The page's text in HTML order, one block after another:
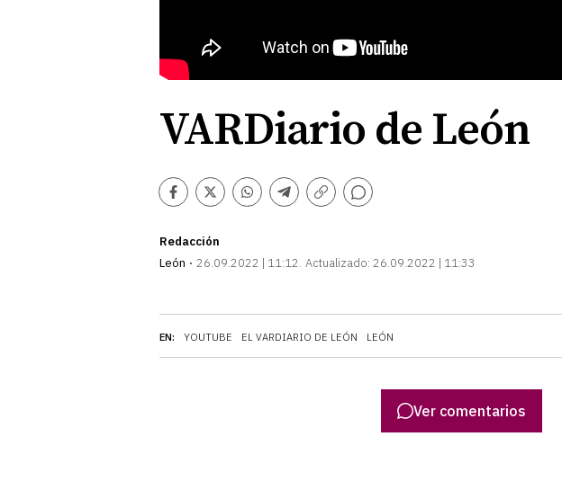
VARDiario de León
Facebook
TwitterWhatsapp
Telegram
Copiar
Comentarios
Redacción
León
26.09.2022 | 11:12 Actualizado: 26.09.2022 | 11:33
EN: YOUTUBE EL VARDIARIO DE LEÓN LEÓN
Ver comentarios